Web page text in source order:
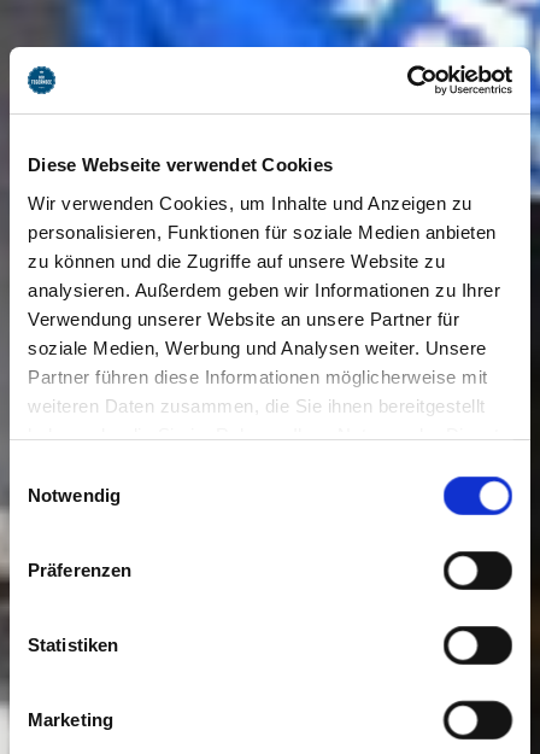
Diese Webseite verwendet Cookies
Wir verwenden Cookies, um Inhalte und Anzeigen zu
personalisieren, Funktionen für soziale Medien anbieten
zu können und die Zugriffe auf unsere Website zu
analysieren. Außerdem geben wir Informationen zu Ihrer
Verwendung unserer Website an unsere Partner für
soziale Medien, Werbung und Analysen weiter. Unsere
Partner führen diese Informationen möglicherweise mit
weiteren Daten zusammen, die Sie ihnen bereitgestellt
haben oder die Sie im Rahmen Ihrer Nutzung der Dienste
Cookies, wenn Sie unsere Webseite weiterhin nutzen.
Notwendig
Präferenzen
Statistiken
Marketing